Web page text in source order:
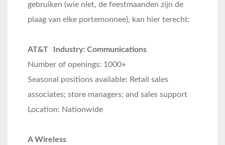
gebruiken (wie niet, de feestmaanden zijn de
plaag van elke portemonnee), kan hier terecht:
AT&T Industry: Communications
Number of openings: 1000+
Seasonal positions available: Retail sales
associates; store managers; and sales support
Location: Nationwide
A Wireless